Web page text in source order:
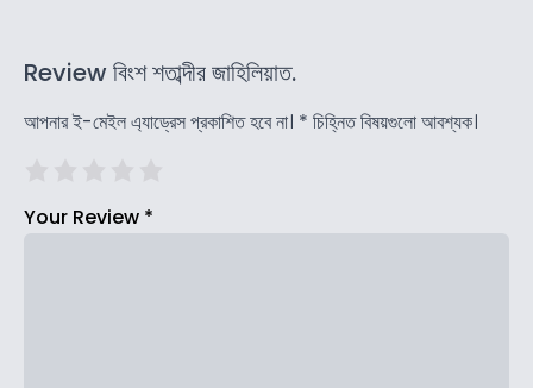
Review বিংশ শতাব্দীর জাহিলিয়াত.
আপনার ই-মেইল এ্যাড্রেস প্রকাশিত হবে না। * চিহ্নিত বিষয়গুলো আবশ্যক।
Your Review *